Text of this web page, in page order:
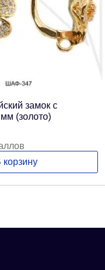
замок с
(золото)
корзину